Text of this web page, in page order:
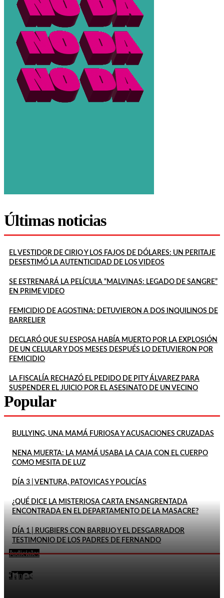
Últimas noticias
EL VESTIDOR DE CIRIO Y LOS FAJOS DE DÓLARES: UN PERITAJE
DESESTIMÓ LA AUTENTICIDAD DE LOS VIDEOS
SE ESTRENARÁ LA PELÍCULA “MALVINAS: LEGADO DE SANGRE”
EN PRIME VIDEO
FEMICIDIO DE AGOSTINA: DETUVIERON A DOS INQUILINOS DE
BARRELIER
DECLARÓ QUE SU ESPOSA HABÍA MUERTO POR LA EXPLOSIÓN
DE UN CELULAR Y DOS MESES DESPUÉS LO DETUVIERON POR
FEMICIDIO
LA FISCALÍA RECHAZÓ EL PEDIDO DE PITY ÁLVAREZ PARA
SUSPENDER EL JUICIO POR EL ASESINATO DE UN VECINO
Popular
BULLYING, UNA MAMÁ FURIOSA Y ACUSACIONES CRUZADAS
NENA MUERTA: LA MAMÁ USABA LA CAJA CON EL CUERPO
COMO MESITA DE LUZ
DÍA 3 | VENTURA, PATOVICAS Y POLICÍAS
¿QUÉ DICE LA MISTERIOSA CARTA ENSANGRENTADA
ENCONTRADA EN EL DEPARTAMENTO DE LA MASACRE?
DÍA 1 | RUGBIERS CON BARBIJO Y EL DESGARRADOR
TESTIMONIO DE LOS PADRES DE FERNANDO
En este momento
Judiciales
INQUILINOS DE BARRELIER
Género